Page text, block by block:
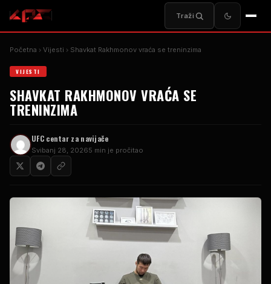
Traži
Početna Vijesti Shavkat Rakhmonov vraća se treninzima
VIJESTI
SHAVKAT RAKHMONOV VRAĆA SE
TRENINZIMA
UFC centar za navijače
Svibanj 28, 20265 min je pročitao